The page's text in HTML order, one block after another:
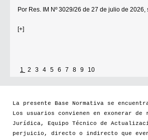
Por Res. IM Nº 3029/26 de 27 de julio de 2026,
[+]
1 2 3 4 5 6 7 8 9 10
La presente Base Normativa se
Los usuarios convienen en exonerar
Jurídica, Equipo Técnico de
perjuicio, directo o indirecto que